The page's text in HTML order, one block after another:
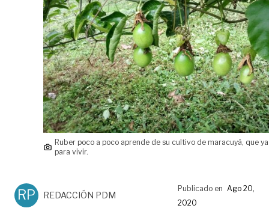
Ruber poco a poco aprende de su cultivo de maracuyá, que
para vivir.
RP REDACCIÓN PDM
Publicado en Ago 20,
2020